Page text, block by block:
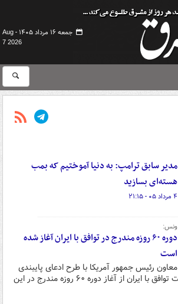
جمعه ۱۶ مرداد ۱۴۰۵ -
Aug
7 2026
مدیر سابق ترامپ: به دنیا آموختیم که بمب
هسته‌ای بسازید
۴ مرداد ۰۵ - ۲۱:۱۵
ونس:
دوره ۶۰ روزه مندرج در توافق با ایران آغاز شده
است
معاون رئیس جمهور آمریکا با طرح ادعای پایبندی
این کشور به مرحله نخست توافق با ایران از آغاز دوره ۶۰ روزه مندرج در این